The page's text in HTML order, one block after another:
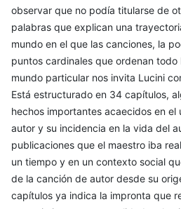
observar que no podía titularse de
palabras que explican una
mundo en el que las canciones, la
puntos cardinales que ordenan
mundo particular nos invita Lucini
Está estructurado en 34 capítulos,
hechos importantes acaecidos en
autor y su incidencia en la vida del
publicaciones que el maestro iba
un tiempo y en un contexto social
de la canción de autor desde su
capítulos ya indica la impronta que